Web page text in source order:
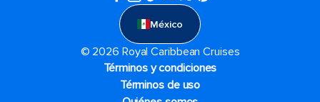
México
© 2026 Royal Caribbean Cruises
Términos y condiciones
Términos de uso